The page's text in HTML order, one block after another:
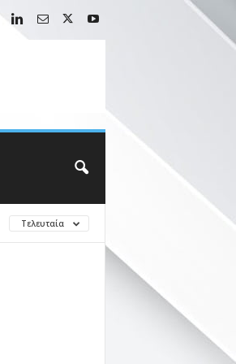
Τελευταία